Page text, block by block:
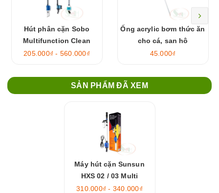
Hút phân cặn Sobo
Multifunction Clean
Pump
205.000₫ - 560.000₫
Ống acrylic bơm thức ăn
cho cá, san hô
45.000₫
SẢN PHẨM ĐÃ XEM
Máy hút cặn Sunsun
HXS 02 / 03 Multi
Function
310.000₫ - 340.000₫